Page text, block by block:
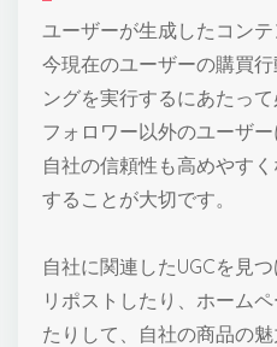
ユーザーが生成したコンテ
今現在のユーザーの購買
ングを実行するにあたって
フォロワー以外のユーザー
自社の信頼性も高めやす
することが大切です。
自社に関連したUGCを見
リポストしたり、ホーム
たりして、自社の商品の